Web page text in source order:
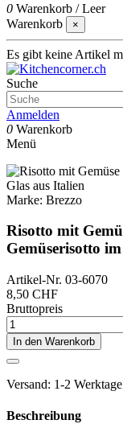
0 Warenkorb /Leer
Warenkorb
×
Es gibt keine Artikel
Suche
Anmelden
0 Warenkorb
Menü
Marke: Brezzo
Risotto mit
Gemüserisotto
Artikel-Nr. 03-6070
8,50 CHF
Bruttopreis
In den Warenkorb
Versand: 1-2 Werktage
Beschreibung